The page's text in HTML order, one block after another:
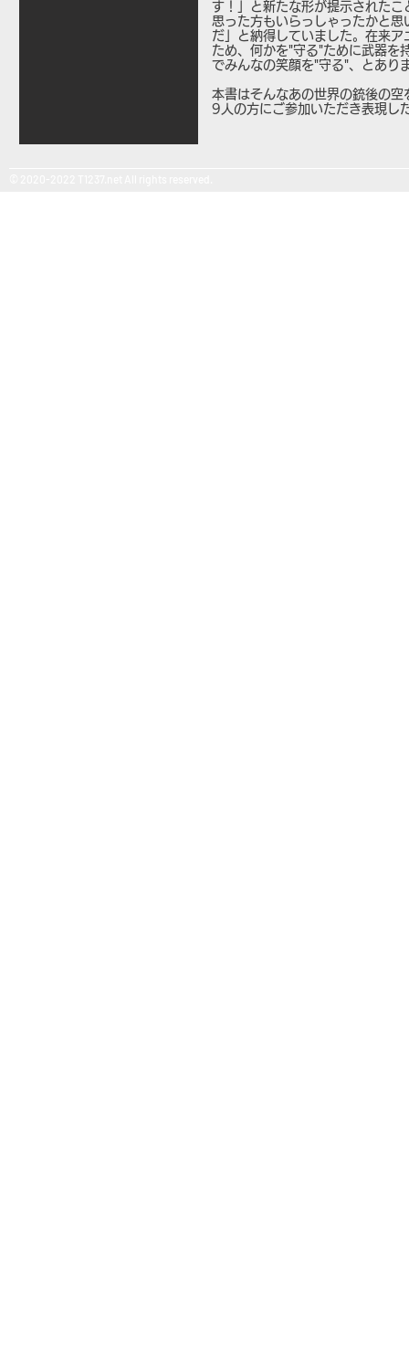
す！」と新たな形が提示された
思った方もいらっしゃったかと
だ」と納得していました。在来
ため、何かを"守る"ために武器を
でみんなの笑顔を"守る"、とあり
本書はそんなあの世界の銃後の
9人の方にご参加いただき表現し